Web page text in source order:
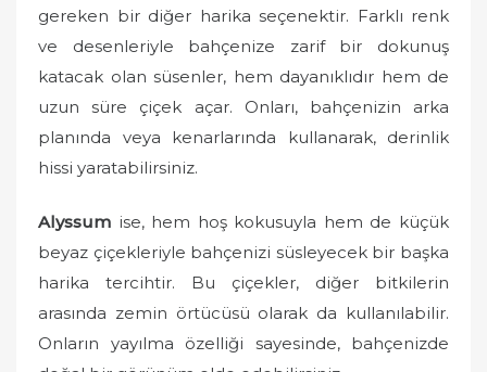
gereken bir diğer harika seçenektir. Farklı renk
ve desenleriyle bahçenize zarif bir dokunuş
katacak olan süsenler, hem dayanıklıdır hem de
uzun süre çiçek açar. Onları, bahçenizin arka
planında veya kenarlarında kullanarak, derinlik
hissi yaratabilirsiniz.
Alyssum ise, hem hoş kokusuyla hem de küçük
beyaz çiçekleriyle bahçenizi süsleyecek bir başka
harika tercihtir. Bu çiçekler, diğer bitkilerin
arasında zemin örtücüsü olarak da kullanılabilir.
Onların yayılma özelliği sayesinde, bahçenizde